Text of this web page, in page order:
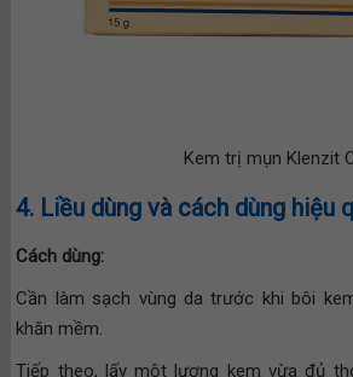
Kem trị mụn Klenzit
4. Liều dùng và cách dùng hiệu
Cách dùng:
Cần làm sạch vùng da trước khi bôi
khăn mềm.
Tiếp theo, lấy một lượng kem vừa đủ